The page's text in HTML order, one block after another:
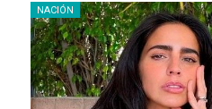
NACIÓN